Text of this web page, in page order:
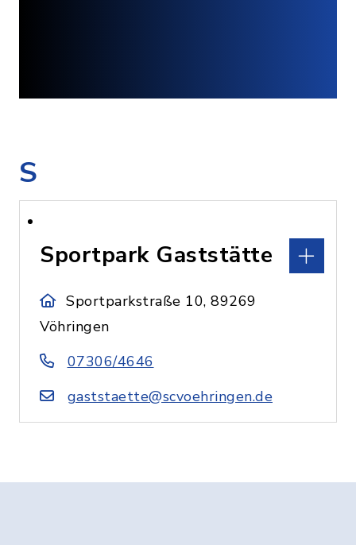
S
Sportpark Gaststätte
Sportparkstraße 10, 89269
Vöhringen
07306/4646
gaststaette@scvoehringen.de